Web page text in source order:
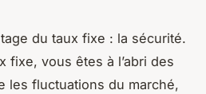
du taux fixe : la sécurité.
fixe, vous êtes à l’abri des
les fluctuations du marché,